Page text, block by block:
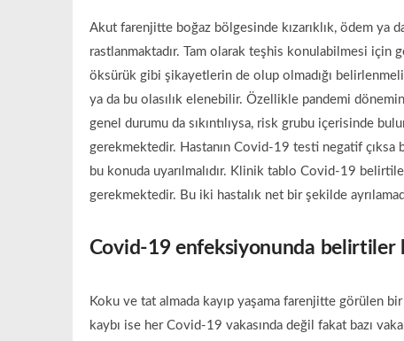
Akut farenjitte boğaz bölgesinde kızarıklık, ödem ya
rastlanmaktadır. Tam olarak teşhis konulabilmesi için
öksürük gibi şikayetlerin de olup olmadığı
ya da bu olasılık elenebilir. Özellikle pandemi
genel durumu da sıkıntılıysa, risk grubu içerisinde
gerekmektedir. Hastanın Covid-19 testi negatif
bu konuda uyarılmalıdır. Klinik tablo Covid-19
gerekmektedir. Bu iki hastalık net bir şekilde
Covid-19 enfeksiyonunda belirtiler
Koku ve tat almada kayıp yaşama farenjitte görülen
kaybı ise her Covid-19 vakasında değil fakat bazı